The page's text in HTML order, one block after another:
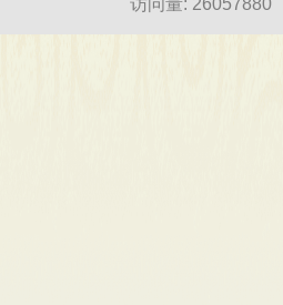
访问量: 26057880